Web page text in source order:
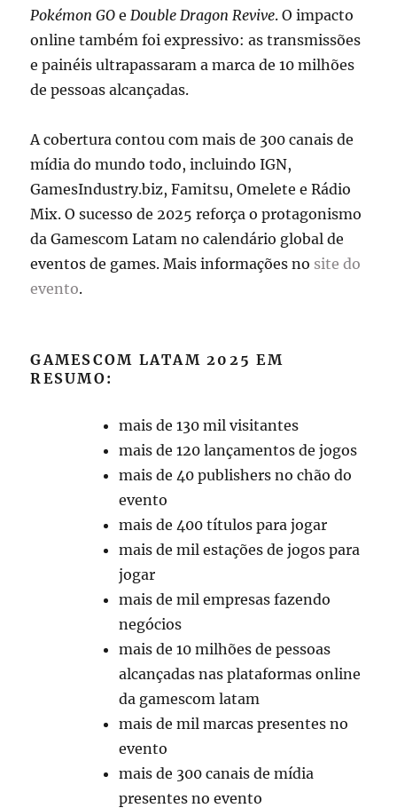
Pokémon GO e Double Dragon Revive. O impacto
online também foi expressivo: as transmissões
e painéis ultrapassaram a marca de 10 milhões
de pessoas alcançadas.
A cobertura contou com mais de 300 canais de
mídia do mundo todo, incluindo IGN,
GamesIndustry.biz, Famitsu, Omelete e Rádio
Mix. O sucesso de 2025 reforça o protagonismo
da Gamescom Latam no calendário global de
eventos de games. Mais informações no site do
evento.
GAMESCOM LATAM 2025 EM
RESUMO:
mais de 130 mil visitantes
mais de 120 lançamentos de jogos
mais de 40 publishers no chão do
evento
mais de 400 títulos para jogar
mais de mil estações de jogos para
jogar
mais de mil empresas fazendo
negócios
mais de 10 milhões de pessoas
alcançadas nas plataformas online
da gamescom latam
mais de mil marcas presentes no
evento
mais de 300 canais de mídia
presentes no evento